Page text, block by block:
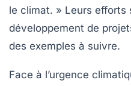
le climat. » Leurs efforts
développement de
des exemples à suivre.
Face à l’urgence